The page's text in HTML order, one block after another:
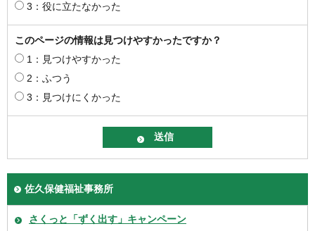
3：役に立たなかった
このページの情報は見つけやすかったですか？
1：見つけやすかった
2：ふつう
3：見つけにくかった
佐久保健福祉事務所
さくっと「ずく出す」キャンペーン